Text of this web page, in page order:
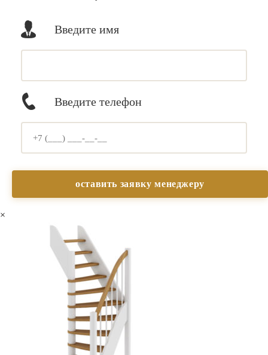
Введите имя
Введите телефон
×